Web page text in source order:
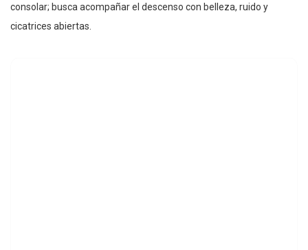
consolar; busca acompañar el descenso con belleza, ruido y
cicatrices abiertas.